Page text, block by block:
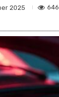
2025 646